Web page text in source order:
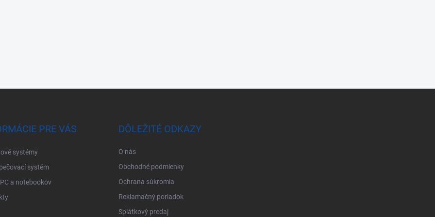
PRE VÁS
systémy
systém
a notebookov
DÔLEŽITÉ ODKAZY
O nás
Obchodné podmienky
Ochrana súkromia
Reklamačný poriadok
Splátkový predaj